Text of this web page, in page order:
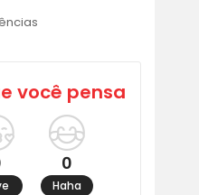
você pensa
0
Haha